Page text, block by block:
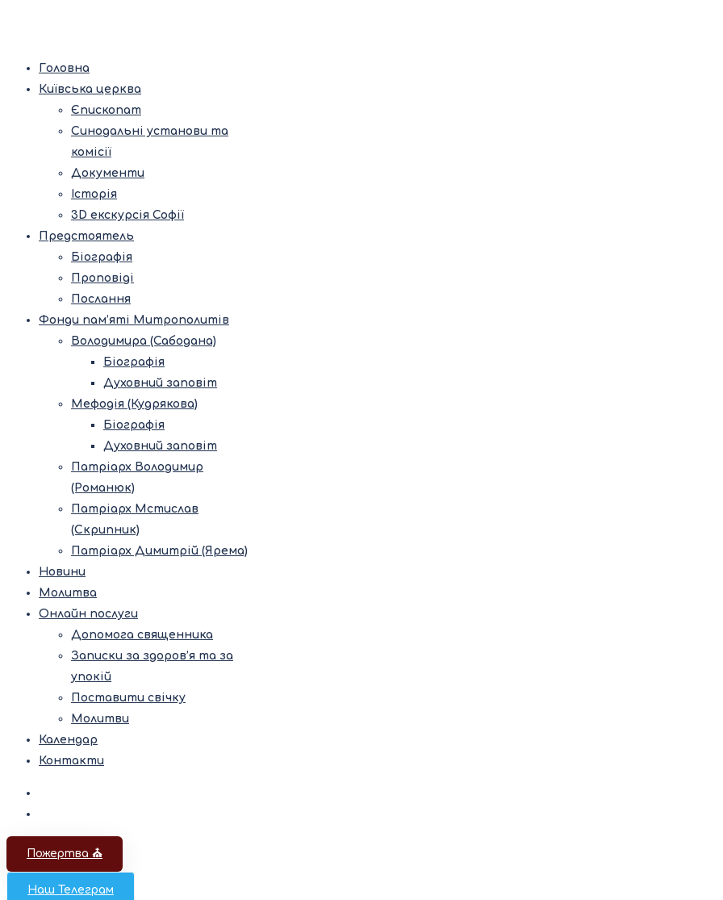
Головна
Київська церква
Єпископат
Синодальні установи та
комісії
Документи
Історія
3D екскурсія Софії
Предстоятель
Біографія
Проповіді
Послання
Фонди пам’яті Митрополитів
Володимира (Сабодана)
Біографія
Духовний заповіт
Мефодія (Кудрякова)
Біографія
Духовний заповіт
Патріарх Володимир
(Романюк)
Патріарх Мстислав
(Скрипник)
Патріарх Димитрій (Ярема)
Новини
Молитва
Онлайн послуги
Допомога священника
Записки за здоров’я та за
упокій
Поставити свічку
Молитви
Календар
Контакти
Пожертва ⛪️
Наш Телеграм